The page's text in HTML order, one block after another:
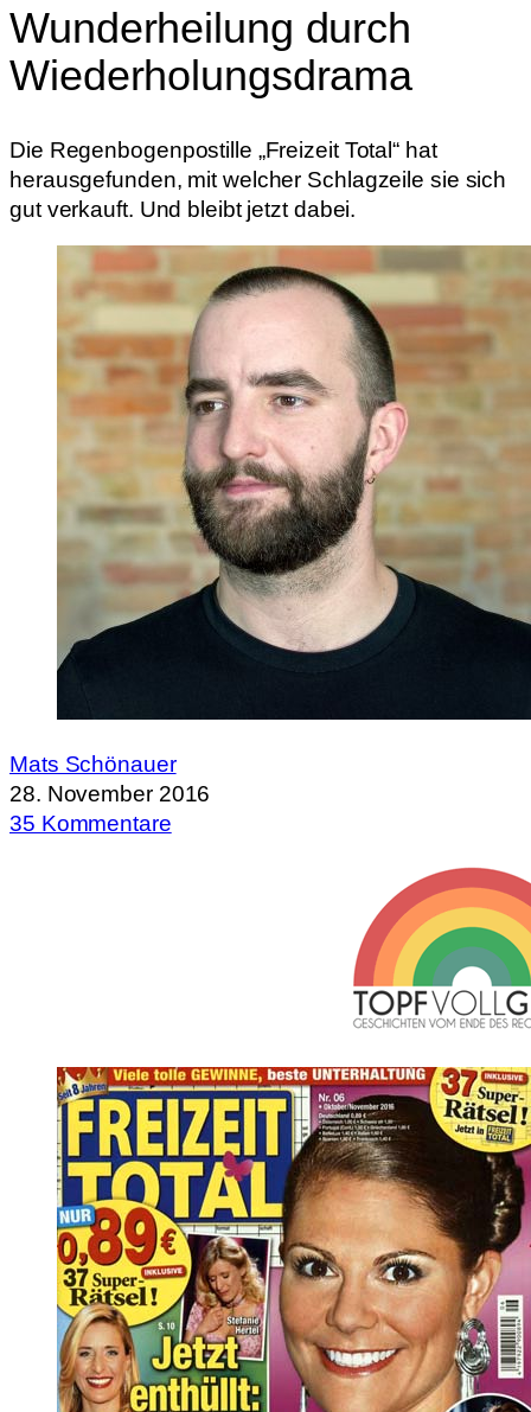
Wunderheilung durch
Wiederholungsdrama
Die Regenbogenpostille „Freizeit Total“ hat
herausgefunden, mit welcher Schlagzeile sie sich
gut verkauft. Und bleibt jetzt dabei.
Mats Schönauer
28. November 2016
35 Kommentare